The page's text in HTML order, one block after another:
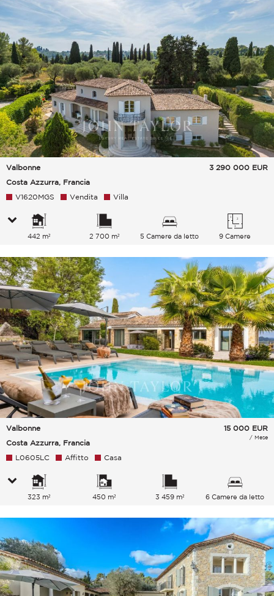
Valbonne
Costa Azzurra, Francia
3 290 000 EUR
V1620MGS Vendita Villa
442 m² 2 700 m² 5 Camere da letto 9 Camere
Valbonne
Costa Azzurra, Francia
15 000 EUR
/ Mese
L0605LC Affitto Casa
323 m² 450 m² 3 459 m² 6 Camere da letto